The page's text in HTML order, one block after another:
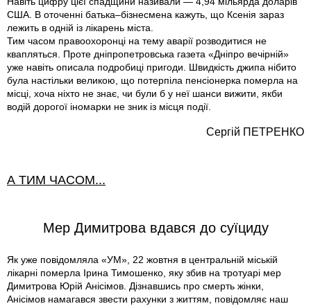
США. В оточенні батька–бізнесмена кажуть, що Ксенія зараз
лежить в одній із лікарень міста.
Тим часом правоохоронці на тему аварії розводитися не
квапляться. Проте дніпропетровська газета «Дніпро вечірній»
уже навіть описала подробиці пригоди. Швидкість джипа нібито
була настільки великою, що потерпіла пенсіонерка померла на
місці, хоча ніхто не знає, чи були б у неї шанси вижити, якби
водій дорогої іномарки не зник із місця події.
Сергій ПЕТРЕНКО
А ТИМ ЧАСОМ...
Мер Димитрова вдався до суїциду
Як уже повідомляла «УМ», 22 жовтня в центральній міській
лікарні померла Ірина Тимошенко, яку збив на тротуарі мер
Димитрова Юрій Анісімов. Дізнавшись про смерть жінки,
Анісімов намагався звести рахунки з життям, повідомляє наш